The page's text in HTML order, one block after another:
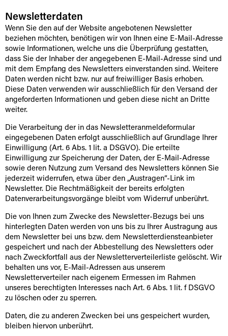
Newsletter­daten
Wenn Sie den auf der Website angebotenen Newsletter
beziehen möchten, benötigen wir von Ihnen eine E-Mail-Adresse
sowie Informationen, welche uns die Überprüfung gestatten,
dass Sie der Inhaber der angegebenen E-Mail-Adresse sind und
mit dem Empfang des Newsletters einverstanden sind. Weitere
Daten werden nicht bzw. nur auf freiwilliger Basis erhoben.
Diese Daten verwenden wir ausschließlich für den Versand der
angeforderten Informationen und geben diese nicht an Dritte
weiter.
Die Verarbeitung der in das Newsletteranmeldeformular
eingegebenen Daten erfolgt ausschließlich auf Grundlage Ihrer
Einwilligung (Art. 6 Abs. 1 lit. a DSGVO). Die erteilte
Einwilligung zur Speicherung der Daten, der E-Mail-Adresse
sowie deren Nutzung zum Versand des Newsletters können Sie
jederzeit widerrufen, etwa über den „Austragen“-Link im
Newsletter. Die Rechtmäßigkeit der bereits erfolgten
Datenverarbeitungsvorgänge bleibt vom Widerruf unberührt.
Die von Ihnen zum Zwecke des Newsletter-Bezugs bei uns
hinterlegten Daten werden von uns bis zu Ihrer Austragung aus
dem Newsletter bei uns bzw. dem Newsletterdiensteanbieter
gespeichert und nach der Abbestellung des Newsletters oder
nach Zweckfortfall aus der Newsletterverteilerliste gelöscht. Wir
behalten uns vor, E-Mail-Adressen aus unserem
Newsletterverteiler nach eigenem Ermessen im Rahmen
unseres berechtigten Interesses nach Art. 6 Abs. 1 lit. f DSGVO
zu löschen oder zu sperren.
Daten, die zu anderen Zwecken bei uns gespeichert wurden,
bleiben hiervon unberührt.